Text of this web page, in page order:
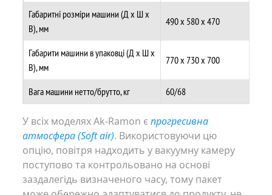
Габаритні розміри машини (Д х Ш х
В), мм
490 х 580 х 470
Габарити машини в упаковці (Д х Ш х
В), мм
770 х 730 х 700
Вага машини нетто/брутто, кг 60/68
У всіх моделях Ak-Ramon є прогресивна
атмосфера (Soft air). Використовуючи цю
опцію, повітря надходить у вакуумну камеру
поступово та контрольовано на основі
заздалегідь визначеного часу, тому пакет